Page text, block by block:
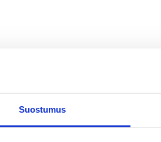
Suostumus